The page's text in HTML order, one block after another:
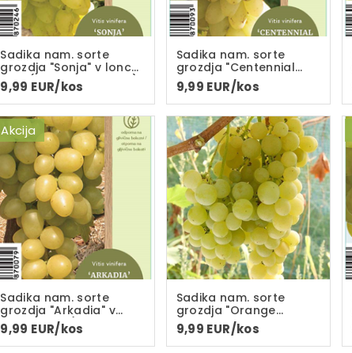
Sadika nam. sorte
grozdja "Sonja" v loncu
C-2L(dvoletna sadika)
9,99 EUR/kos
Sadika nam. sorte
grozdja "Centennial
seedless" v loncu C-
2L(dvoletna sadika)
9,99 EUR/kos
Sadika nam. sorte
grozdja "Arkadia" v
loncu C-2L (dvoletna
sadika)
9,99 EUR/kos
Akcija
Sadika nam. sorte
grozdja "Orange
Traube" v loncu C-
2L(dvoletna sadika)
9,99 EUR/kos